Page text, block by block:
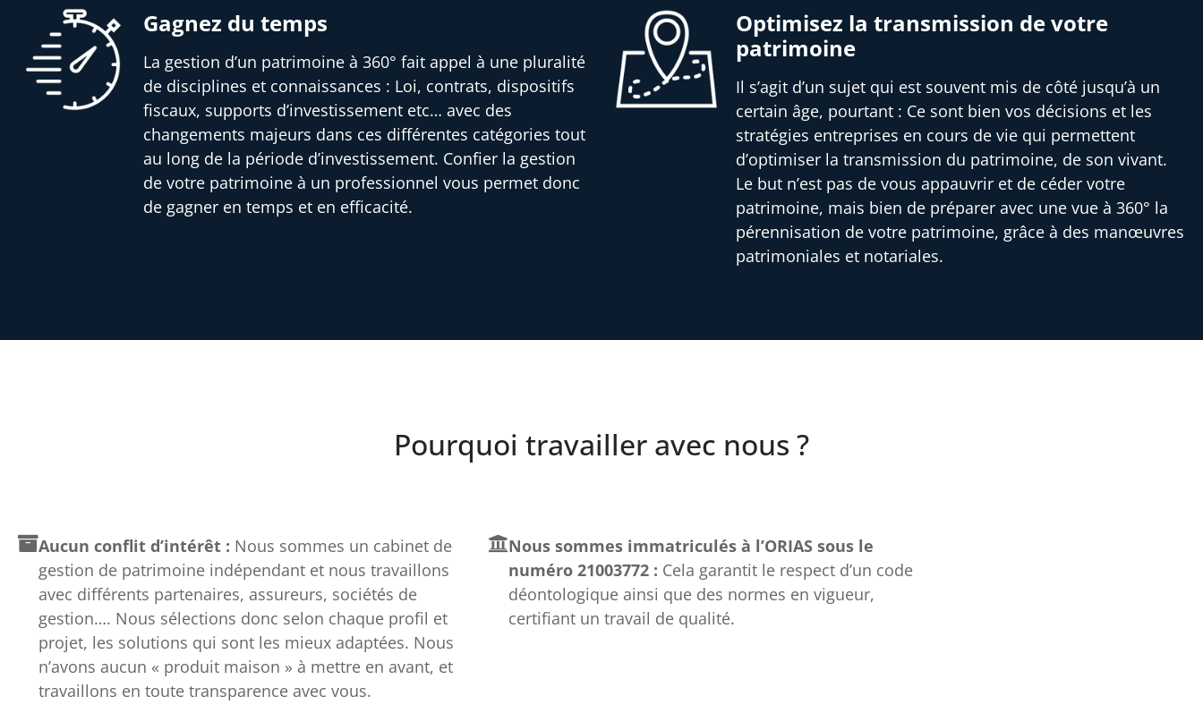
Gagnez du temps
La gestion d’un patrimoine à 360° fait appel à une pluralité
de disciplines et connaissances : Loi, contrats, dispositifs
fiscaux, supports d’investissement etc… avec des
changements majeurs dans ces différentes catégories tout
au long de la période d’investissement. Confier la gestion
de votre patrimoine à un professionnel vous permet donc
de gagner en temps et en efficacité.
Optimisez la transmission de votre
patrimoine
Il s’agit d’un sujet qui est souvent mis de côté jusqu’à un
certain âge, pourtant : Ce sont bien vos décisions et les
stratégies entreprises en cours de vie qui permettent
d’optimiser la transmission du patrimoine, de son vivant.
Le but n’est pas de vous appauvrir et de céder votre
patrimoine, mais bien de préparer avec une vue à 360° la
pérennisation de votre patrimoine, grâce à des manœuvres
patrimoniales et notariales.
Pourquoi travailler avec nous ?
Aucun conflit d’intérêt : Nous sommes un cabinet de
gestion de patrimoine indépendant et nous travaillons
avec différents partenaires, assureurs, sociétés de
gestion…. Nous sélections donc selon chaque profil et
projet, les solutions qui sont les mieux adaptées. Nous
n’avons aucun « produit maison » à mettre en avant, et
travaillons en toute transparence avec vous.
Nous sommes immatriculés à l’ORIAS sous le
numéro 21003772 : Cela garantit le respect d’un code
déontologique ainsi que des normes en vigueur,
certifiant un travail de qualité.